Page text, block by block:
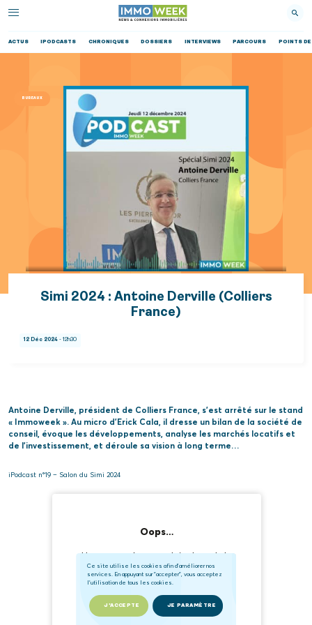
ACTUS IPODCASTS CHRONIQUES DOSSIERS INTERVIEWS PARCOURS POINTS DE
Ce site utilise les cookies afin d'améliorer nos
services. En appuyant sur "accepter", vous acceptez
l'utilisation de tous les cookies.
J'ACCEPTE JE PARAMÈTRE
BUREAUX
Simi 2024 : Antoine Derville (Colliers
France)
12 Déc 2024 - 12h30
Antoine Derville, président de Colliers France, s’est arrêté sur le stand
« Immoweek ». Au micro d’Erick Cala, il dresse un bilan de la société de
conseil, évoque les développements, analyse les marchés locatifs et
de l’investissement, et déroule sa vision à long terme…
iPodcast n°19 – Salon du Simi 2024